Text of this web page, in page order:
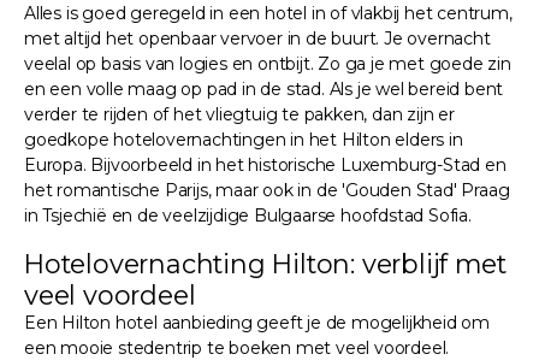
Alles is goed geregeld in een hotel in of vlakbij het centrum,
met altijd het openbaar vervoer in de buurt. Je overnacht
veelal op basis van logies en ontbijt. Zo ga je met goede zin
en een volle maag op pad in de stad. Als je wel bereid bent
verder te rijden of het vliegtuig te pakken, dan zijn er
goedkope hotelovernachtingen in het Hilton elders in
Europa. Bijvoorbeeld in het historische Luxemburg-Stad en
het romantische Parijs, maar ook in de 'Gouden Stad' Praag
in Tsjechië en de veelzijdige Bulgaarse hoofdstad Sofia.
Hotelovernachting Hilton: verblijf met
veel voordeel
Een Hilton hotel aanbieding geeft je de mogelijkheid om
een mooie stedentrip te boeken met veel voordeel.